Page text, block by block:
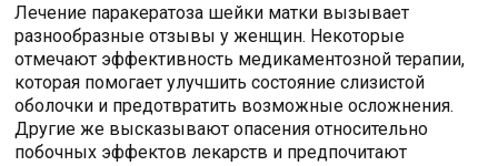
Лечение паракератоза шейки матки вызывает
разнообразные отзывы у женщин. Некоторые
отмечают эффективность медикаментозной терапии,
которая помогает улучшить состояние слизистой
оболочки и предотвратить возможные осложнения.
Другие же высказывают опасения относительно
побочных эффектов лекарств и предпочитают